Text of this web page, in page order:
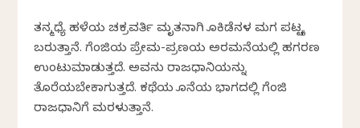
ತನ್ಮಧ್ಯೆ ಹಳೆಯ ಚಕ್ರವರ್ತಿ ಮೃತನಾಗಿ ಕೊಕಿಡೆನಳ ಮಗ ಪಟ್ಟಕ್ಕೆ
ಬರುತ್ತಾನೆ. ಗೆಂಜಿಯ ಪ್ರೇಮ-ಪ್ರಣಯ ಅರಮನೆಯಲ್ಲಿ ಹಗರಣ
ಉಂಟುಮಾಡುತ್ತದೆ. ಅವನು ರಾಜಧಾನಿಯನ್ನು
ತೊರೆಯಬೇಕಾಗುತ್ತದೆ. ಕಥೆಯ ಕೊನೆಯ ಭಾಗದಲ್ಲಿ ಗೆಂಜಿ
ರಾಜಧಾನಿಗೆ ಮರಳುತ್ತಾನೆ.